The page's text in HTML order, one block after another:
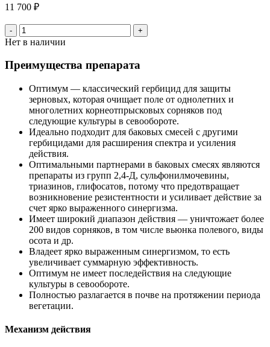
11 700 ₽
- +
Нет в наличии
Преимущества препарата
Оптимум — классический гербицид для защиты
зерновых, которая очищает поле от однолетних и
многолетних корнеотпрысковых сорняков под
следующие культуры в севообороте.
Идеально подходит для баковых смесей с другими
гербицидами для расширения спектра и усиления
действия.
Оптимальными партнерами в баковых смесях являются
препараты из групп 2,4-Д, сульфонилмочевины,
триазинов, глифосатов, потому что предотвращает
возникновение резистентности и усиливает действие за
счет ярко выраженного синергизма.
Имеет широкий диапазон действия — уничтожает более
200 видов сорняков, в том числе вьюнка полевого, виды
осота и др.
Владеет ярко выраженным синергизмом, то есть
увеличивает суммарную эффективность.
Оптимум не имеет последействия на следующие
культуры в севообороте.
Полностью разлагается в почве на протяжении периода
вегетации.
Механизм действия